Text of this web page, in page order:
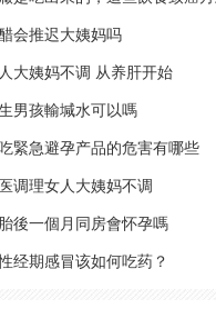
会推迟大姨妈吗
大姨妈不调 从养肝开始
男孩輸堿水可以嗎
緊急避孕产品的危害有哪些
调理女人大姨妈不调
後一個月同房會怀孕嗎
经期感冒该如何吃药？